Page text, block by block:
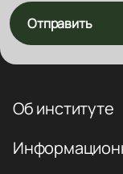
Отправить
Об институте